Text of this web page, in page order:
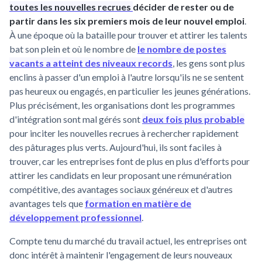
toutes les nouvelles recrues décider de rester ou de
partir dans les six premiers mois de leur nouvel emploi.
À une époque où la bataille pour trouver et attirer les talents
bat son plein et où le nombre de le nombre de postes
vacants a atteint des niveaux records, les gens sont plus
enclins à passer d'un emploi à l'autre lorsqu'ils ne se sentent
pas heureux ou engagés, en particulier les jeunes générations.
Plus précisément, les organisations dont les programmes
d'intégration sont mal gérés sont deux fois plus probable
pour inciter les nouvelles recrues à rechercher rapidement
des pâturages plus verts. Aujourd'hui, ils sont faciles à
trouver, car les entreprises font de plus en plus d'efforts pour
attirer les candidats en leur proposant une rémunération
compétitive, des avantages sociaux généreux et d'autres
avantages tels que formation en matière de
développement professionnel.
Compte tenu du marché du travail actuel, les entreprises ont
donc intérêt à maintenir l'engagement de leurs nouveaux